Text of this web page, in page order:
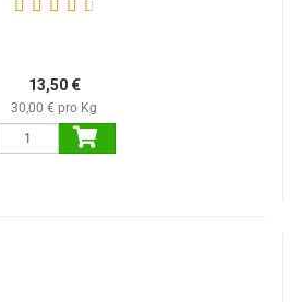
13,50 €
30,00 € pro Kg